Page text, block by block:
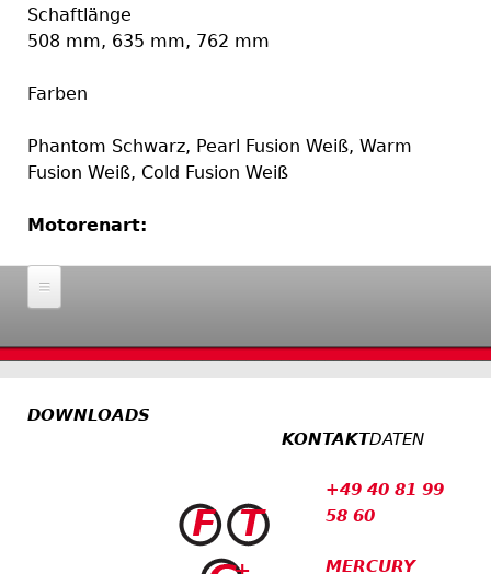
Schaftlänge
508 mm, 635 mm, 762 mm
Farben
Phantom Schwarz, Pearl Fusion Weiß, Warm
Fusion Weiß, Cold Fusion Weiß
Motorenart:
Motoren
Dieselmotoren
Antriebe
DOWNLOADS
KONTAKTDATEN
+49 40 81 99
58 60
MERCURY